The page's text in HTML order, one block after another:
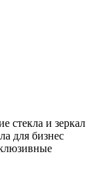
стекла и зеркал
для бизнес